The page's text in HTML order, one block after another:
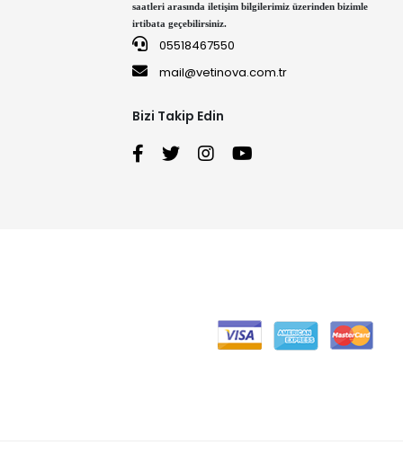
saatleri arasında iletişim bilgilerimiz üzerinden bizimle
irtibata geçebilirsiniz.
05518467550
mail@vetinova.com.tr
Bizi Takip Edin